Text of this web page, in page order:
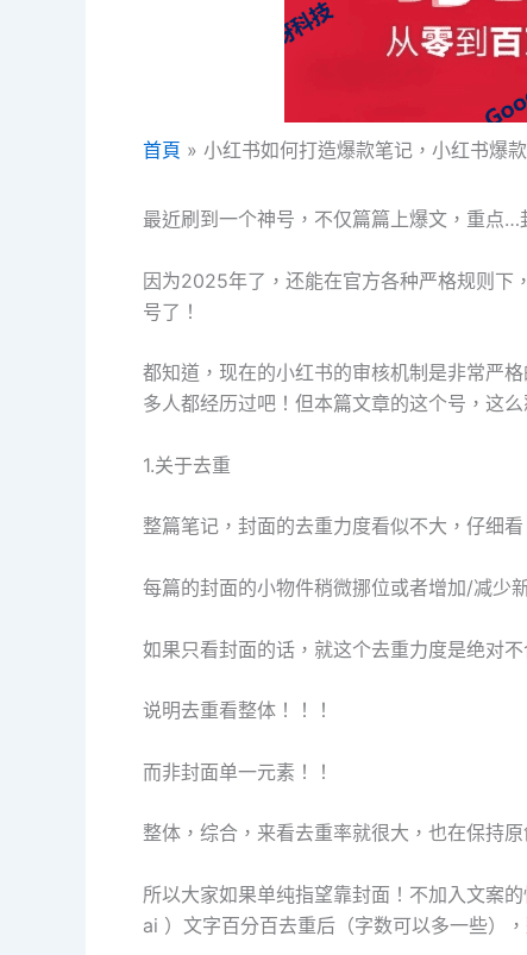
首頁 小红书如何打造爆款笔记，小红书爆
最近刷到一个神号，不仅篇篇上爆文，重点…
因为2025年了，还能在官方各种严格规则下
号了！
都知道，现在的小红书的审核机制是非常严
多人都经历过吧！但本篇文章的这个号，这
1.关于去重
整篇笔记，封面的去重力度看似不大，仔细看
每篇的封面的小物件稍微挪位或者增加/减少
如果只看封面的话，就这个去重力度是绝对
说明去重看整体！！！
而非封面单一元素！！
整体，综合，来看去重率就很大，也在保持原
所以大家如果单纯指望靠封面！不加入文案
ai ）文字百分百去重后（字数可以多一些）